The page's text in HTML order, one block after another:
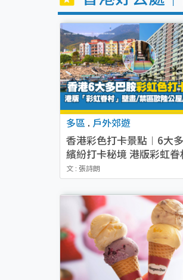
多區 . 戶外郊遊
香港彩色打卡景點︱6大
繽紛打卡秘境 港版彩虹
法糖果色小鎮/夢幻彩虹
文 : 張詩朗